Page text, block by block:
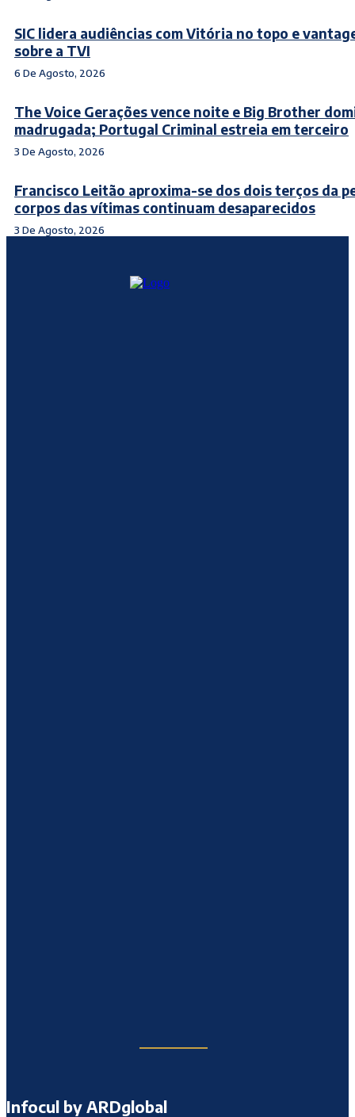
SIC lidera audiências com Vitória no topo e
sobre a TVI
6 De Agosto, 2026
The Voice Gerações vence noite e Big Brother
madrugada; Portugal Criminal estreia em terceiro
3 De Agosto, 2026
Francisco Leitão aproxima-se dos dois terços da
corpos das vítimas continuam desaparecidos
3 De Agosto, 2026
Infocul by ARDglobal